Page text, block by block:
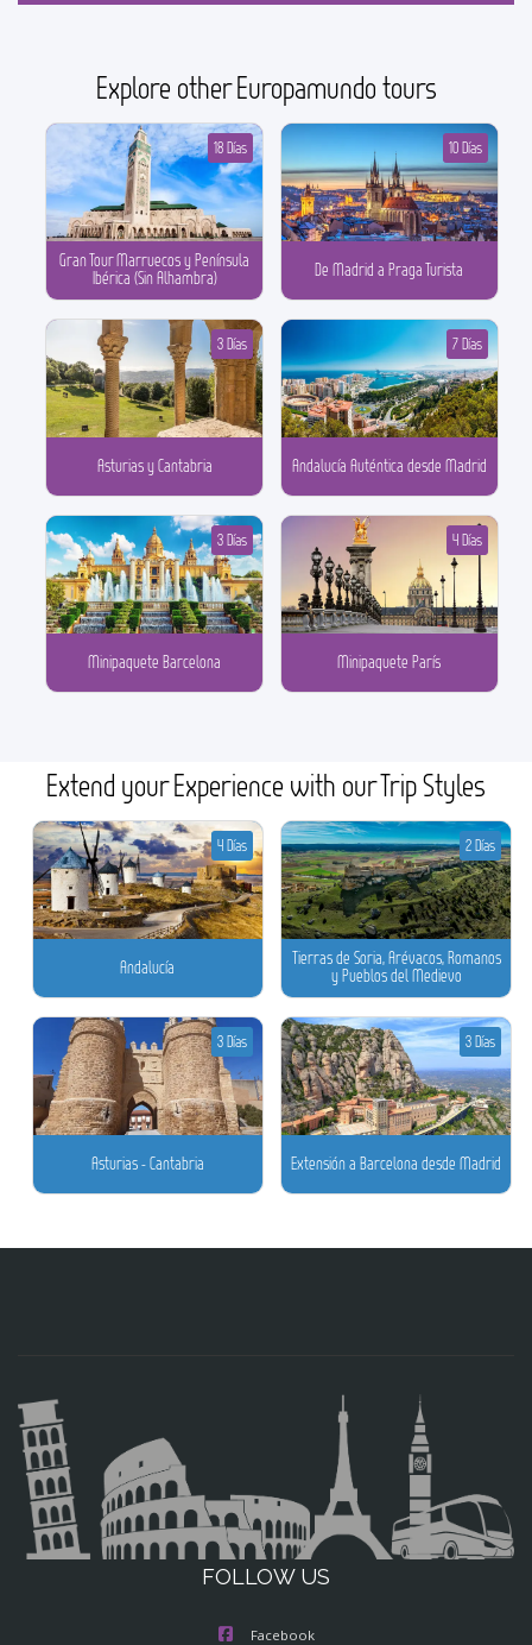
Explore other Europamundo tours
Gran Tour Marruecos y Península
Ibérica (Sin Alhambra)
18 Días
De Madrid a Praga Turista
10 Días
Asturias y Cantabria
3 Días
Andalucía Auténtica desde Madrid
7 Días
Minipaquete Barcelona
3 Días
Minipaquete París
4 Días
Extend your Experience with our Trip Styles
Andalucía
4 Días
Tierras de Soria, Arévacos, Romanos
y Pueblos del Medievo
2 Días
Asturias - Cantabria
3 Días
Extensión a Barcelona desde Madrid
3 Días
FOLLOW US
Facebook